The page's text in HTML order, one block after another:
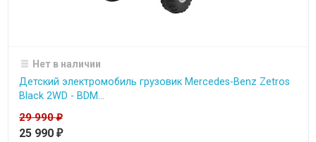
Нет в наличии
Детский электромобиль грузовик Mercedes-Benz Zetros
Black 2WD - BDM...
29 990₽
25 990 ₽